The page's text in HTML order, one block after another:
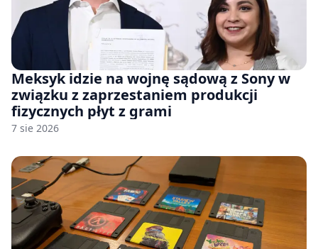
Meksyk idzie na wojnę sądową z Sony w
związku z zaprzestaniem produkcji
fizycznych płyt z grami
7 sie 2026